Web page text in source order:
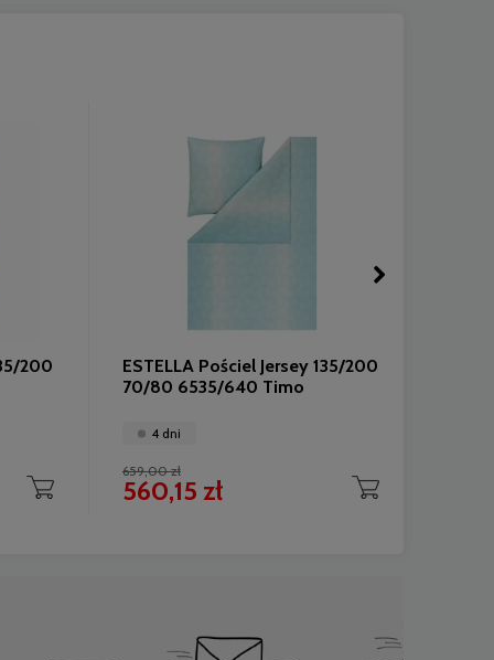
200
ESTELLA Pościel Jersey 135/200
70/80 6535/640 Timo
4 dni
659,00 zł
560,15 zł